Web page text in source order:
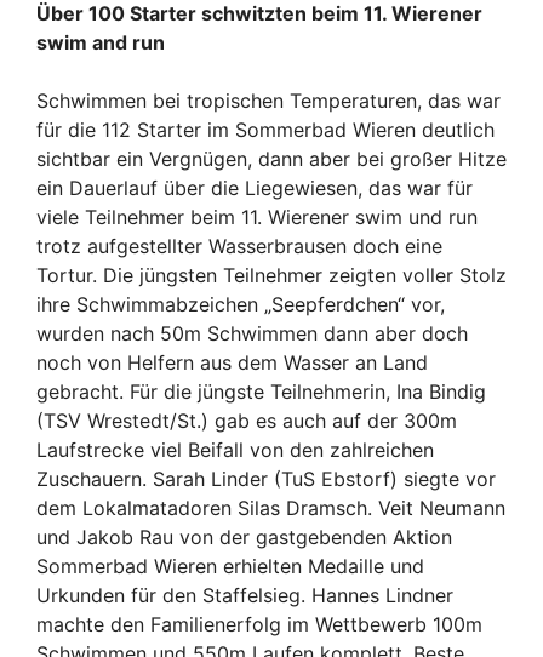
Über 100 Starter schwitzten beim 11. Wierener
swim and run
Schwimmen bei tropischen Temperaturen, das war
für die 112 Starter im Sommerbad Wieren deutlich
sichtbar ein Vergnügen, dann aber bei großer Hitze
ein Dauerlauf über die Liegewiesen, das war für
viele Teilnehmer beim 11. Wierener swim und run
trotz aufgestellter Wasserbrausen doch eine
Tortur. Die jüngsten Teilnehmer zeigten voller Stolz
ihre Schwimmabzeichen „Seepferdchen“ vor,
wurden nach 50m Schwimmen dann aber doch
noch von Helfern aus dem Wasser an Land
gebracht. Für die jüngste Teilnehmerin, Ina Bindig
(TSV Wrestedt/St.) gab es auch auf der 300m
Laufstrecke viel Beifall von den zahlreichen
Zuschauern. Sarah Linder (TuS Ebstorf) siegte vor
dem Lokalmatadoren Silas Dramsch. Veit Neumann
und Jakob Rau von der gastgebenden Aktion
Sommerbad Wieren erhielten Medaille und
Urkunden für den Staffelsieg. Hannes Lindner
machte den Familienerfolg im Wettbewerb 100m